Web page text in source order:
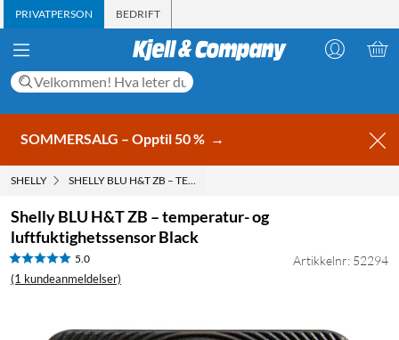
PRIVATPERSON BEDRIFT
SOMMERSALG – Opptil 50 % →
SHELLY SHELLY BLU H&T ZB – TEMPERATUR- OG
Shelly BLU H&T ZB – temperatur- og
luftfuktighetssensor Black
5.0
(1 kundeanmeldelser)
Artikkelnr: 52294